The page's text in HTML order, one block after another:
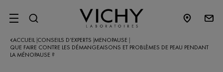
SITE MENU
ACCUEIL CONSEILS D’EXPERTS​ MENOPAUSE
QUE FAIRE CONTRE LES DÉMANGEAISONS ET PROBLÈMES DE PEAU PENDANT
LA MÉNOPAUSE ?